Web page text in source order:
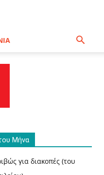
Μήνα
για διακοπές (του